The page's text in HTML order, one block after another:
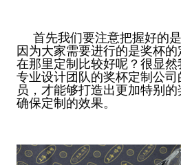
首先我们要注意把握好的
因为大家需要进行的是奖杯
在那里定制比较好呢？很显
专业设计团队的奖杯定制公司
员，才能够打造出更加特别
确保定制的效果。